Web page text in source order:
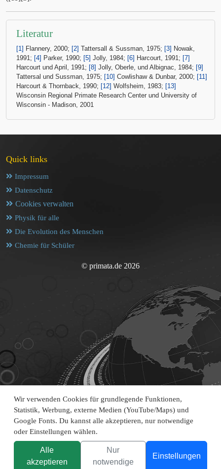
Wir verwenden Cookies für grundlegende Funktionen,
Statistik, Werbung, externe Medien (YouTube/Maps) und
Google Fonts. Du kannst alle akzeptieren, nur notwendige
oder Einstellungen wählen.
Alle
akzeptieren
Nur
notwendige
Einstellungen
Literatur
[1] Flannery, 2000; [2] Tattersall & Sussman, 1975; [3] Nowak,
1991; [4] Parker, 1990; [5] Jolly, 1984; [6] Harcourt, 1991; [7]
Harcourt und April, 1991; [8] Jolly, Oberle, und Albignac, 1984; [9]
Tattersal und Sussman, 1975; [10] Cowlishaw & Dunbar, 2000; [11]
Harcourt & Thornback, 1990; [12] Wolfsheim, 1983; [13]
Wisconsin Regional Primate Research Center und University of
Wisconsin - Madison, 2001
Quick links
Impressum
Datenschutz
Cookies verwalten
Physik für alle
Die Evolution des Menschen
Chemie für Schüler
© primata.de 2026